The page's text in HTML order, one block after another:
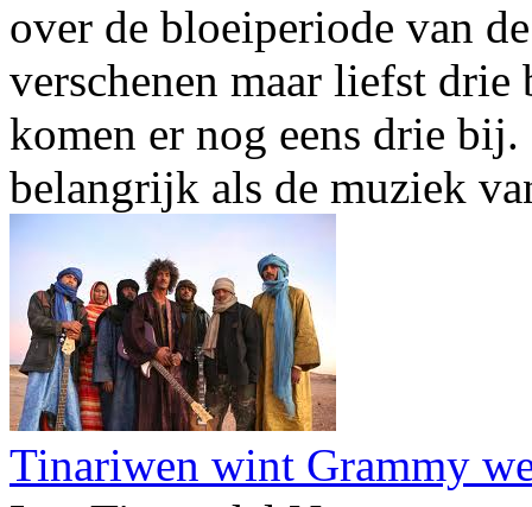
over de bloeiperiode van
verschenen maar liefst
komen er nog eens drie
belangrijk als de muziek
Tinariwen wint Grammy